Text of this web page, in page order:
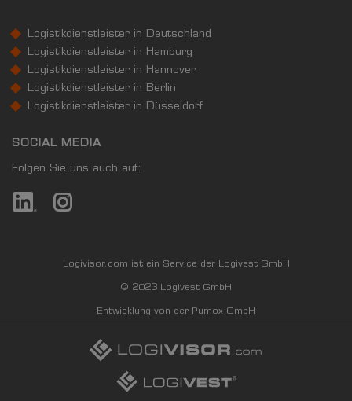
Logistikdienstleister in Deutschland
Logistikdienstleister in Hamburg
Logistikdienstleister in Hannover
Logistikdienstleister in Berlin
Logistikdienstleister in Düsseldorf
SOCIAL MEDIA
Folgen Sie uns auch auf:
Logivisor.com ist ein Service der Logivest GmbH
© 2023 Logivest GmbH
Entwicklung von der Pumox GmbH